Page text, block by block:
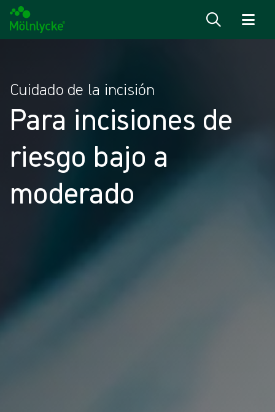
Cuidado de la incisión
Para incisiones de
riesgo bajo a
moderado